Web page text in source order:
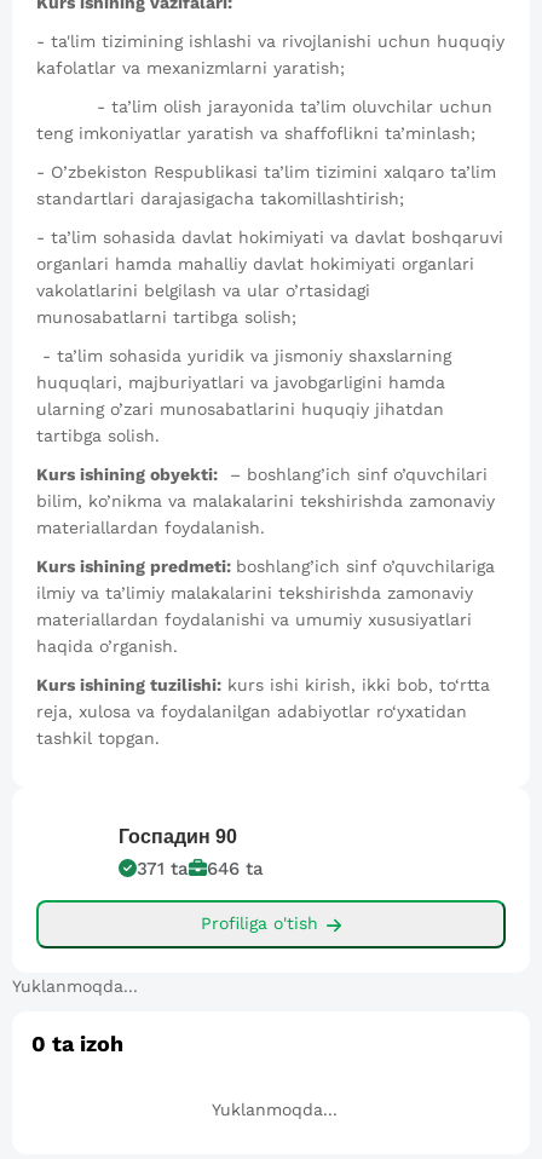
- ta'lim tizimining ishlashi va rivojlanishi uchun huquqiy
kafolatlar va mexanizmlarni yaratish;
- ta’lim olish jarayonida ta’lim oluvchilar uchun
teng imkoniyatlar yaratish va shaffoflikni ta’minlash;
- O’zbekiston Respublikasi ta’lim tizimini xalqaro ta’lim
standartlari darajasigacha takomillashtirish;
- ta’lim sohasida davlat hokimiyati va davlat boshqaruvi
organlari hamda mahalliy davlat hokimiyati organlari
vakolatlarini belgilash va ular o’rtasidagi
munosabatlarni tartibga solish;
- ta’lim sohasida yuridik va jismoniy shaxslarning
huquqlari, majburiyatlari va javobgarligini hamda
ularning o’zari munosabatlarini huquqiy jihatdan
tartibga solish.
Kurs ishining obyekti: – boshlang’ich sinf o’quvchilari
bilim, ko’nikma va malakalarini tekshirishda zamonaviy
materiallardan foydalanish.
Kurs ishining predmeti: boshlang’ich sinf o’quvchilariga
ilmiy va ta’limiy malakalarini tekshirishda zamonaviy
materiallardan foydalanishi va umumiy xususiyatlari
haqida o’rganish.
Kurs ishining tuzilishi: kurs ishi kirish, ikki bob, to‘rtta
reja, xulosa va foydalanilgan adabiyotlar ro‘yxatidan
tashkil topgan.
Госпадин 90
371 ta 646 ta
Profiliga o'tish
Yuklanmoqda...
0 ta izoh
Yuklanmoqda...